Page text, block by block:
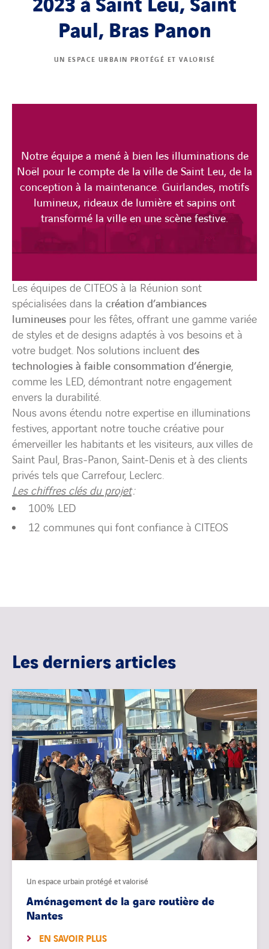
Paul, Bras Panon
UN ESPACE URBAIN PROTÉGÉ ET VALORISÉ
Notre équipe a mené à bien les illuminations de
Noël pour le compte de la ville de Saint Leu, de la
conception à la maintenance. Guirlandes, motifs
lumineux, rideaux de lumière et sapins ont
transformé la ville en une scène festive.
Les équipes de CITEOS à la Réunion sont
spécialisées dans la création d’ambiances
lumineuses pour les fêtes, offrant une gamme variée
de styles et de designs adaptés à vos besoins et à
votre budget. Nos solutions incluent des
technologies à faible consommation d’énergie,
comme les LED, démontrant notre engagement
envers la durabilité.
Nous avons étendu notre expertise en illuminations
festives, apportant notre touche créative pour
émerveiller les habitants et les visiteurs, aux villes de
Saint Paul, Bras-Panon, Saint-Denis et à des clients
privés tels que Carrefour, Leclerc.
Les chiffres clés du projet:
100% LED
12 communes qui font confiance à CITEOS
Les derniers articles
Un espace urbain protégé et valorisé
Aménagement de la gare routière de
Nantes
EN SAVOIR PLUS